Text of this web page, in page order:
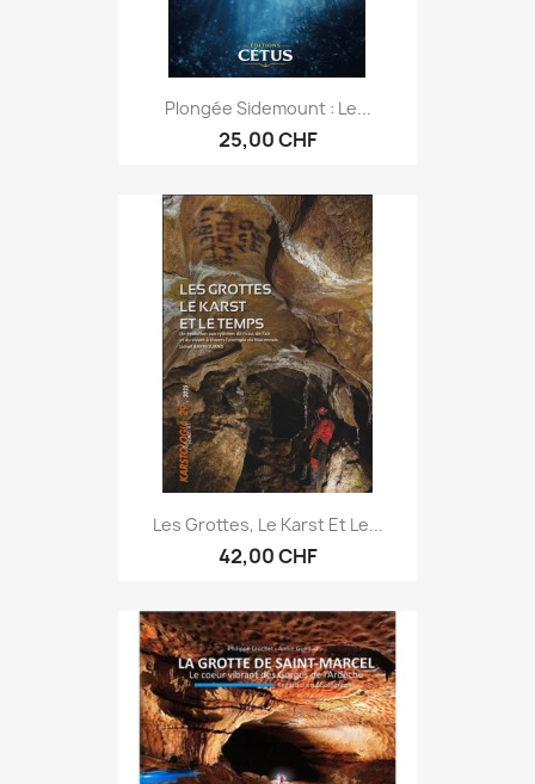
Plongée Sidemount : Le...
25,00 CHF
Les Grottes, Le Karst Et Le...
42,00 CHF